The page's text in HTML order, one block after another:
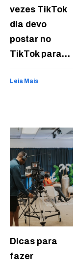
vezes TikTok
dia devo
postar no
TikTok para…
Leia Mais
Dicas para
fazer